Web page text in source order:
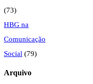
(73)
HBG na
Comunicação
Social (79)
Arquivo